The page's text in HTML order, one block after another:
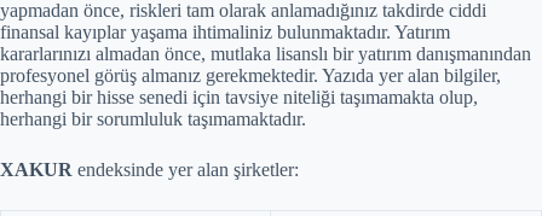
yapmadan önce, riskleri tam olarak anlamadığınız takdirde ciddi
finansal kayıplar yaşama ihtimaliniz bulunmaktadır. Yatırım
kararlarınızı almadan önce, mutlaka lisanslı bir yatırım danışmanından
profesyonel görüş almanız gerekmektedir. Yazıda yer alan bilgiler,
herhangi bir hisse senedi için tavsiye niteliği taşımamakta olup,
herhangi bir sorumluluk taşımamaktadır.
XAKUR endeksinde yer alan şirketler: